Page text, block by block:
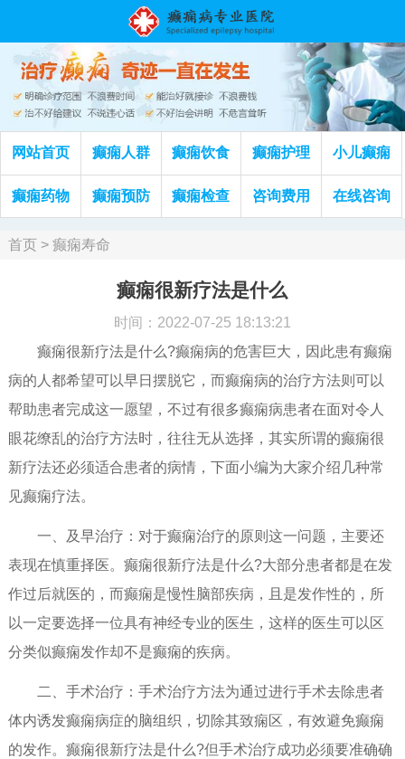
网站首页 癫痫人群 癫痫饮食 癫痫护理 小儿癫痫
癫痫药物 癫痫预防 癫痫检查 咨询费用 在线咨询
首页> 癫痫寿命
癫痫很新疗法是什么
时间：2022-07-25 18:13:21
癫痫很新疗法是什么?癫痫病的危害巨大，因此患有癫痫
病的人都希望可以早日摆脱它，而癫痫病的治疗方法则可以
帮助患者完成这一愿望，不过有很多癫痫病患者在面对令人
眼花缭乱的治疗方法时，往往无从选择，其实所谓的癫痫很
新疗法还必须适合患者的病情，下面小编为大家介绍几种常
见癫痫疗法。
一、及早治疗：对于癫痫治疗的原则这一问题，主要还
表现在慎重择医。癫痫很新疗法是什么?大部分患者都是在发
作过后就医的，而癫痫是慢性脑部疾病，且是发作性的，所
以一定要选择一位具有神经专业的医生，这样的医生可以区
分类似癫痫发作却不是癫痫的疾病。
二、手术治疗：手术治疗方法为通过进行手术去除患者
体内诱发癫痫病症的脑组织，切除其致痫区，有效避免癫痫
的发作。癫痫很新疗法是什么?但手术治疗成功必须要准确确